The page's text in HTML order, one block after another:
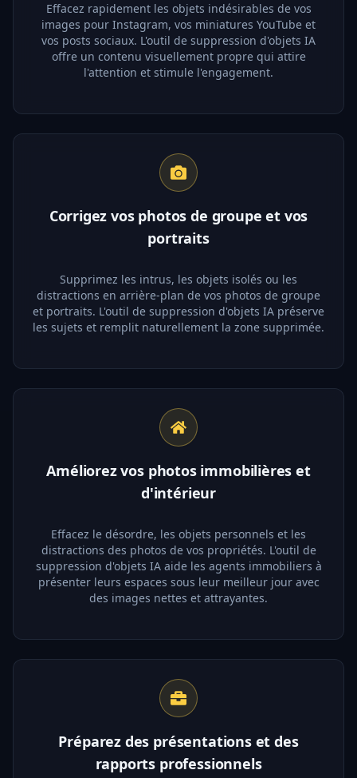
Effacez rapidement les objets indésirables de vos
images pour Instagram, vos miniatures YouTube et
vos posts sociaux. L'outil de suppression d'objets IA
offre un contenu visuellement propre qui attire
l'attention et stimule l'engagement.
Corrigez vos photos de groupe et vos
portraits
Supprimez les intrus, les objets isolés ou les
distractions en arrière-plan de vos photos de groupe
et portraits. L'outil de suppression d'objets IA préserve
les sujets et remplit naturellement la zone supprimée.
Améliorez vos photos immobilières et
d'intérieur
Effacez le désordre, les objets personnels et les
distractions des photos de vos propriétés. L'outil de
suppression d'objets IA aide les agents immobiliers à
présenter leurs espaces sous leur meilleur jour avec
des images nettes et attrayantes.
Préparez des présentations et des
rapports professionnels